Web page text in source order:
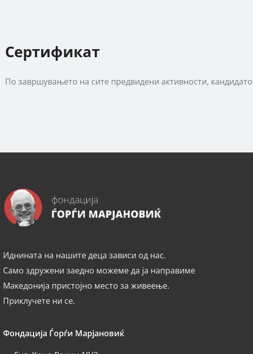
Сертификат
По завршувањето на сите предвидени активности,
Иднината на нашите деца зависи од нас.
Само здружени заедно можеме да ја направиме
Македонија пристојно место за живеење.
Приклучете ни се.
Фондација Ѓорѓи Марјановиќ